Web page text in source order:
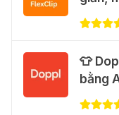
31 Thg
🎁
tháng
👕
bằng